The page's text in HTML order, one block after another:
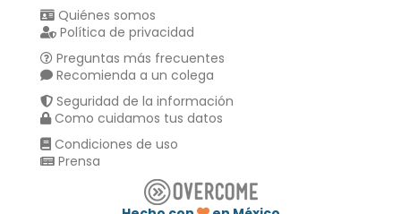
Quiénes somos
Política de privacidad
Preguntas más frecuentes
Recomienda a un colega
Seguridad de la información
Como cuidamos tus datos
Condiciones de uso
Prensa